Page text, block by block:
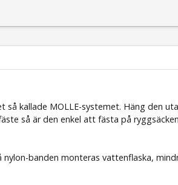
så kallade MOLLE-systemet. Häng den
så är den enkel att fästa på
banden monteras vattenflaska,